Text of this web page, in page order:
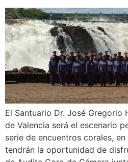
El Santuario Dr. José Gregorio
de Valencia será el escenario
serie de encuentros corales,
tendrán la oportunidad de